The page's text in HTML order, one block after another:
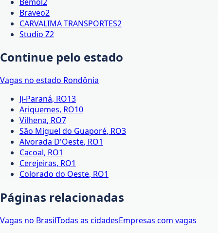
Braveo2
CARVALIMA TRANSPORTES2
Studio Z2
Continue pelo estado
Vagas no estado Rondônia
Ji-Paraná, RO13
Ariquemes, RO10
Vilhena, RO7
São Miguel do Guaporé, RO3
Alvorada D'Oeste, RO1
Cacoal, RO1
Cerejeiras, RO1
Colorado do Oeste, RO1
Páginas relacionadas
Vagas no BrasilTodas as cidadesEmpresas com vagas